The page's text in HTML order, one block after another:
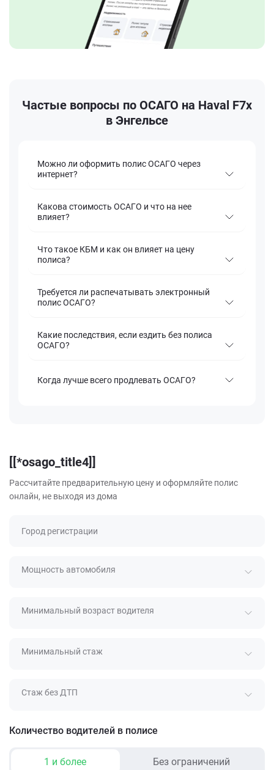
Частые вопросы по ОСАГО на Haval F7x
в Энгельсе
Можно ли оформить полис ОСАГО через
интернет?
Какова стоимость ОСАГО и что на нее
влияет?
Что такое КБМ и как он влияет на цену
полиса?
Требуется ли распечатывать электронный
полис ОСАГО?
Какие последствия, если ездить без полиса
ОСАГО?
Когда лучше всего продлевать ОСАГО?
[[*osago_title4]]
Рассчитайте предварительную цену и оформляйте полис
онлайн, не выходя из дома
Город регистрации
Мощность автомобиля
Минимальный возраст водителя
Минимальный стаж
Стаж без ДТП
Количество водителей в полисе
1 и более Без ограничений